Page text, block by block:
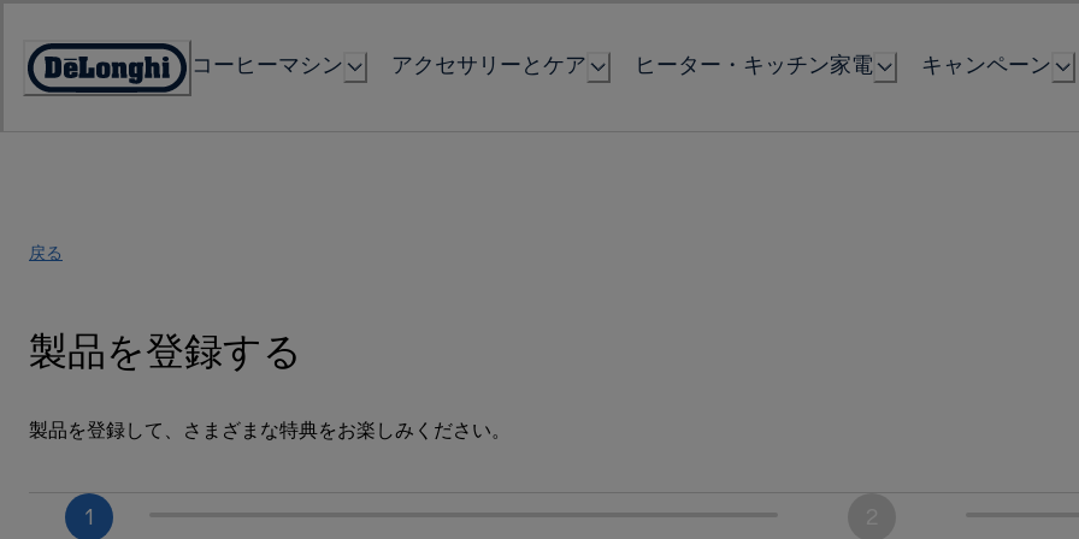
Content
Accessibility
コーヒーマシン アクセサリーとケア ヒーター・キッチン家電 キャンペーン
戻る
製品を登録する
製品を登録して、さまざまな特典をお楽しみください。
1